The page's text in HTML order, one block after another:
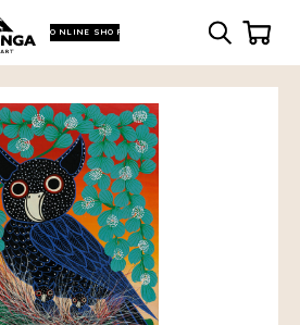
ONLINE SHOP